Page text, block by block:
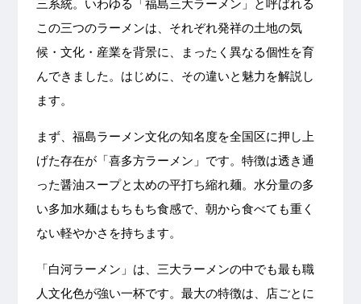
三系統。いわゆる「福島三大ラーメン」と呼ばれる
この三つのラーメンは、それぞれ発祥の土地の気
候・文化・産業を背景に、まったく異なる個性を育
んできました。はじめに、その違いと魅力を解説し
ます。
まず、福島ラーメン文化の知名度を全国区に押し上
げた存在が「喜多方ラーメン」です。特徴は透き通
った醤油スープと太めの平打ち縮れ麺。水分量の多
い多加水麺はもちもち食感で、朝から食べても重く
ない軽やかさを持ちます。
「白河ラーメン」は、三大ラーメンの中でも最も職
人文化色が強い一杯です。最大の特徴は、店ごとに